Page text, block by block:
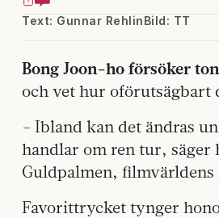
Text: Gunnar RehlinBild: TT
Bong Joon-ho försöker
och vet hur oförutsägbart
– Ibland kan det ändras
handlar om ren tur, säger
Guldpalmen,
Favorittrycket tynger